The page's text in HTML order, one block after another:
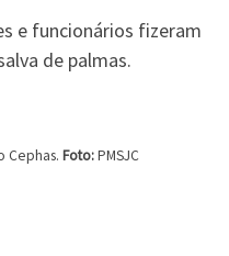
e funcionários fizeram
de palmas.
Cephas. Foto:PMSJC